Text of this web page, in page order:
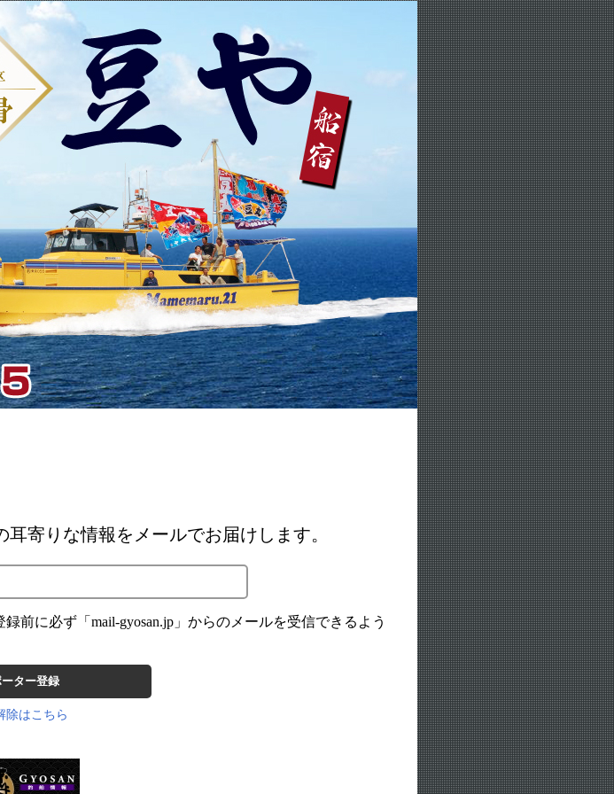
寄りな情報をメールでお届けします。
前に必ず「mail-gyosan.jp」からのメールを受信できるよう
除はこちら